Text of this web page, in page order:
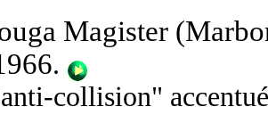
Magister
.
collision"